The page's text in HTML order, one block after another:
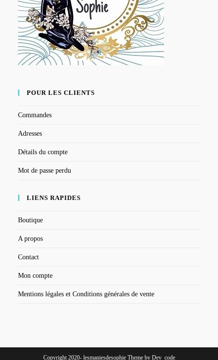
POUR LES CLIENTS
Commandes
Adresses
Détails du compte
Mot de passe perdu
LIENS RAPIDES
Boutique
A propos
Contact
Mon compte
Mentions légales et Conditions générales de vente
Copyright 2020- lesmaniesdesophie Theme by Dev_code